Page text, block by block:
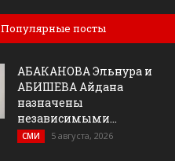
Популярные посты
АБАКАНОВА Эльнура и
АБИШЕВА Айдана
назначены
независимыми...
СМИ 5 августа, 2026